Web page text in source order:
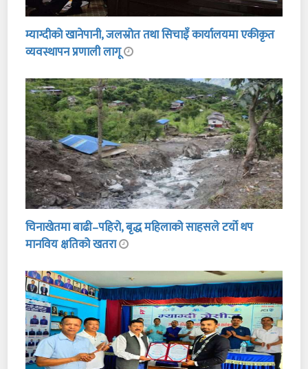
म्याग्दीको खानेपानी, जलस्रोत तथा सिचाइँ कार्यालयमा एकीकृत
व्यवस्थापन प्रणाली लागू
चिनाखेतमा बाढी–पहिरो, बृद्ध महिलाको साहसले टर्यो थप
मानविय क्षतिको खतरा